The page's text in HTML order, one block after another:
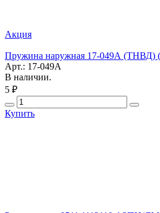
Акция
Пружина наружная 17-049А (ТНВД)
Арт.: 17-049А
В наличии.
5 ₽
Купить